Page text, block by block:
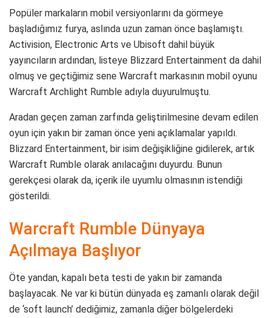
Popüler markaların mobil versiyonlarını da görmeye
başladığımız furya, aslında uzun zaman önce başlamıştı.
Activision, Electronic Arts ve Ubisoft dahil büyük
yayıncıların ardından, listeye Blizzard Entertainment da dahil
olmuş ve geçtiğimiz sene Warcraft markasının mobil oyunu
Warcraft Archlight Rumble adıyla duyurulmuştu.
Aradan geçen zaman zarfında geliştirilmesine devam edilen
oyun için yakın bir zaman önce yeni açıklamalar yapıldı.
Blizzard Entertainment, bir isim değişikliğine gidilerek, artık
Warcraft Rumble olarak anılacağını duyurdu. Bunun
gerekçesi olarak da, içerik ile uyumlu olmasının istendiği
gösterildi.
Warcraft Rumble Dünyaya
Açılmaya Başlıyor
Öte yandan, kapalı beta testi de yakın bir zamanda
başlayacak. Ne var ki bütün dünyada eş zamanlı olarak değil
de ‘soft launch’ dediğimiz, zamanla diğer bölgelerdeki